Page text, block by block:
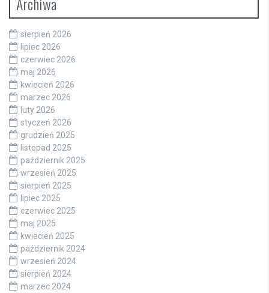
sierpień 2026
lipiec 2026
czerwiec 2026
maj 2026
kwiecień 2026
marzec 2026
luty 2026
styczeń 2026
grudzień 2025
listopad 2025
październik 2025
wrzesień 2025
sierpień 2025
lipiec 2025
czerwiec 2025
maj 2025
kwiecień 2025
październik 2024
wrzesień 2024
sierpień 2024
marzec 2024